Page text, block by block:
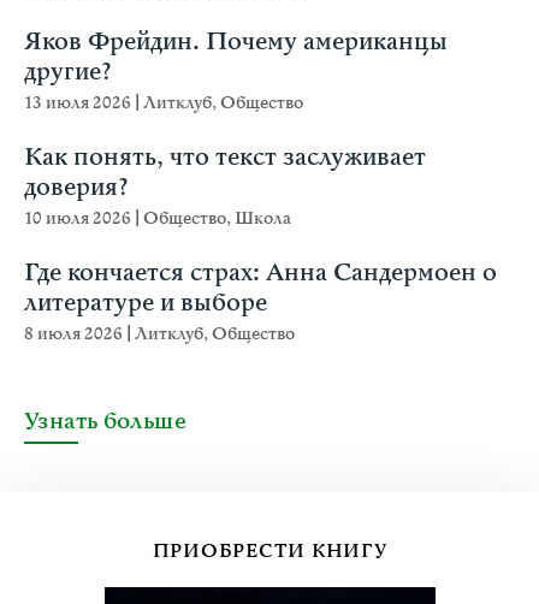
Яков Фрейдин. Почему американцы
другие?
13 июля 2026 Литклуб,Общество
Как понять, что текст заслуживает
доверия?
10 июля 2026 Общество, Школа
Где кончается страх: Анна Сандермоен о
литературе и выборе
8 июля 2026 Литклуб,Общество
Узнать больше
ПРИОБРЕСТИ КНИГУ